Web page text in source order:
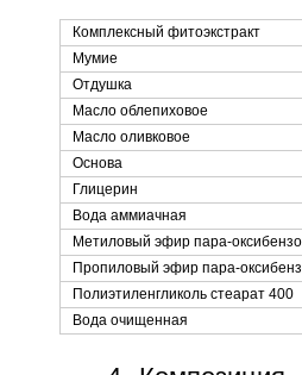
Комплексный фитоэкстракт
Мумие
Отдушка
Масло облепиховое
Масло оливковое
Основа
Глицерин
Вода аммиачная
Метиловый эфир пара-
Пропиловый эфир пара-
Полиэтиленгликоль стеарат 400
Вода очищенная